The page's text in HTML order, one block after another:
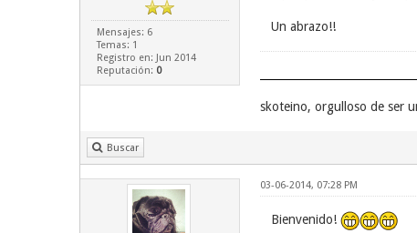
Mensajes: 6
Temas: 1
Registro en: Jun 2014
Reputación: 0
Un abrazo!!
skoteino, orgulloso de ser
Buscar
03-06-2014, 07:28 PM
Bienvenido!